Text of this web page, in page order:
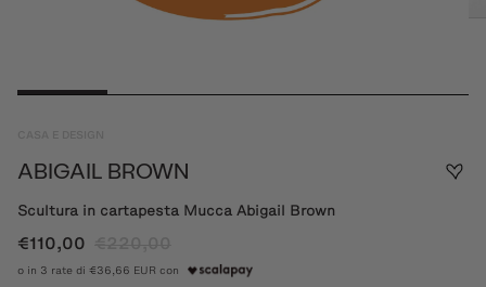
ABIGAIL BROWN
Scultura in cartapesta Mucca Abigail Brown
€110,00
o in 3 rate di €36,66 EUR con